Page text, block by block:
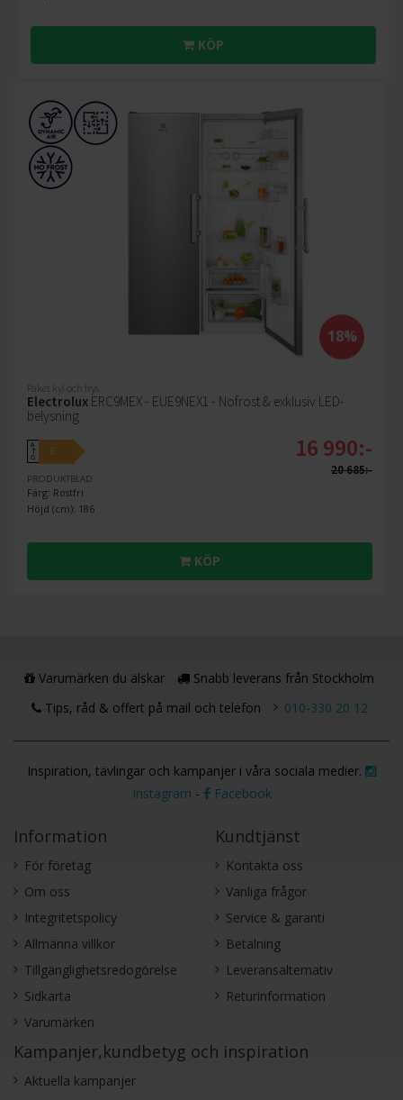
KÖP
18%
Paket kyl och frys
Electrolux ERC9MEX - EUE9NEX1 - Nofrost & exklusiv LED-
belysning
A
↑
G
E
PRODUKTBLAD
Färg: Rostfri
Höjd (cm): 186
16 990:-
20 685:-
KÖP
Varumärken du älskar
Snabb leverans från Stockholm
Tips, råd & offert på mail och telefon
010-330 20 12
Inspiration, tävlingar och kampanjer i våra sociala medier.
Instagram - Facebook
Information
För företag
Om oss
Integritetspolicy
Allmänna villkor
Tillgänglighetsredogörelse
Sidkarta
Varumärken
Kundtjänst
Kontakta oss
Vanliga frågor
Service & garanti
Betalning
Leveransalternativ
Returinformation
Kampanjer,kundbetyg och inspiration
Aktuella kampanjer